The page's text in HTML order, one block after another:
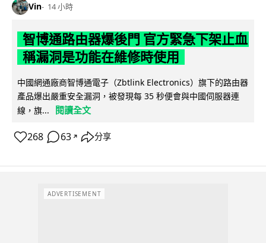
Vin 14 小時
智博通路由器爆後門 官方緊急下架止血
稱漏洞是功能在維修時使用
中國網通廠商智博通電子（Zbtlink Electronics）旗下的路由器
產品爆出嚴重安全漏洞，被發現每 35 秒便會與中國伺服器連
線，旗...
閱讀全文
268 63 ↗ 分享
ADVERTISEMENT